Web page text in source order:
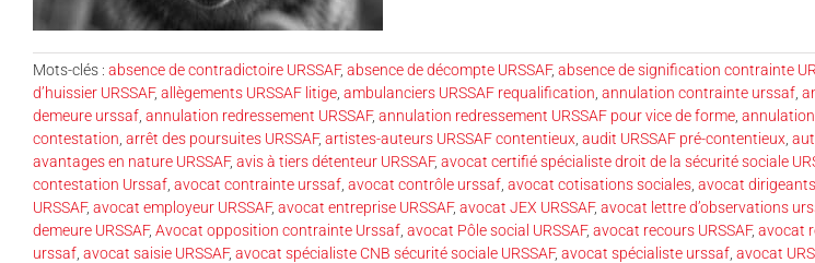
Mots-clés : absence de contradictoire URSSAF, absence de décompte URSSAF, absence de signification contrainte
d’huissier URSSAF, allègements URSSAF litige ambulanciers URSSAF requalification annulation contrainte urssaf
demeure urssaf annulation redressement URSSAF, annulation redressement URSSAF pour vice de forme annulation
contestation arrêt des poursuites URSSAF, artistes-auteurs URSSAF contentieux audit URSSAF pré-contentieux
avantages en nature URSSAF, avis à tiers détenteur URSSAF, avocat certifié spécialiste droit de la sécurité sociale
contestation Urssaf avocat contrainte urssaf avocat contrôle urssaf avocat cotisations sociales avocat dirigeants
URSSAF, avocat employeur URSSAF, avocat entreprise URSSAF, avocat JEX URSSAF, avocat lettre d’observations
demeure URSSAF, Avocat opposition contrainte Urssaf avocat Pôle social URSSAF, avocat recours URSSAF, avocat
urssaf avocat saisie URSSAF, avocat spécialiste CNB sécurité sociale URSSAF, avocat spécialiste urssaf avocat